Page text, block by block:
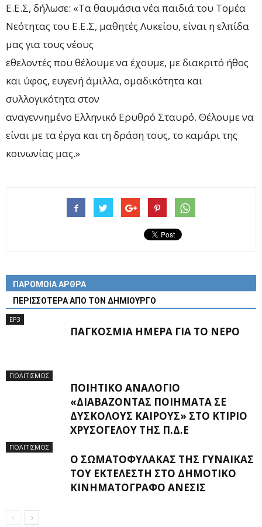
Ε.Ε.Σ, δήλωσε: «Τα θαυμάσια νέα παιδιά του Τομέα
Νεότητας του Ε.Ε.Σ, μαθητές Λυκείου, είναι η ελπίδα
μας για τους νέους
εθελοντές που θέλουμε να έχουμε, με διακριτό ήθος
και ύφος, ευγενή άμιλλα, ομαδικότητα και
συλλογικότητα στον
αναγεννημένο Ελληνικό Ερυθρό Σταυρό. Θέλουμε να
είναι με τα έργα και τη δράση τους, το καμάρι της
κοινωνίας μας.»
ΠΑΡΟΜΟΙΑ ΑΡΘΡΑ
ΠΕΡΙΣΣΟΤΕΡΑ ΑΠΟ ΤΟΝ ΔΗΜΙΟΥΡΓΟ
EP3
ΠΑΓΚΌΣΜΙΑ ΗΜΈΡΑ ΓΙΑ ΤΟ ΝΕΡΌ
ΠΟΛΙΤΙΣΜΟΣ
ΠΟΙΗΤΙΚΌ ΑΝΑΛΌΓΙΟ
«ΔΙΑΒΆΖΟΝΤΑΣ ΠΟΙΉΜΑΤΑ ΣΕ
ΔΎΣΚΟΛΟΥΣ ΚΑΙΡΟΎΣ» ΣΤΟ ΚΤΊΡΙΟ
ΧΡΥΣΌΓΕΛΟΥ ΤΗΣ Π.Δ.Ε
ΠΟΛΙΤΙΣΜΟΣ
Ο ΣΩΜΑΤΟΦΎΛΑΚΑΣ ΤΗΣ ΓΥΝΑΊΚΑΣ
ΤΟΥ ΕΚΤΕΛΕΣΤΉ ΣΤΟ ΔΗΜΟΤΙΚΌ
ΚΙΝΗΜΑΤΟΓΡΆΦΟ ΑΝΕΣΙΣ